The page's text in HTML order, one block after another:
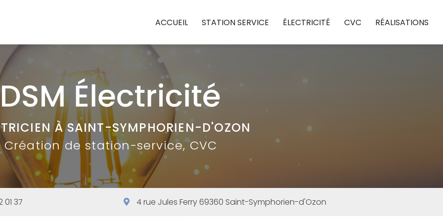
ACCUEIL
STATION SERVICE ÉLECTRICITÉ CVC RÉALISATIONS
ÀSAINT-SYMPHORIEN-D'OZON
Créationde station-service, CVC
01 37 4 rue Jules Ferry 69360 Saint-Symphorien-d'Ozon